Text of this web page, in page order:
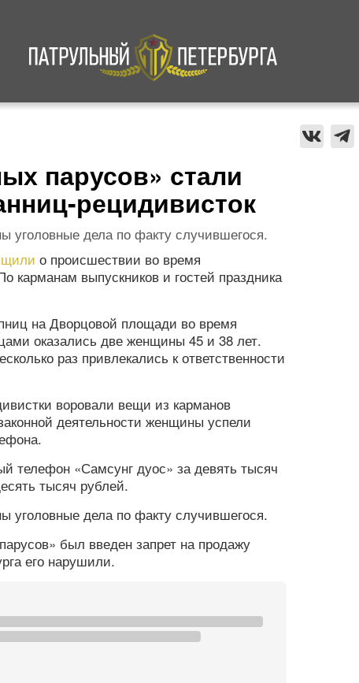
Происшествия
парусов» стали
рецидивисток
уголовные дела по факту случившегося.
о происшествии во время
карманам выпускников и гостей праздника
на Дворцовой площади во время
оказались две женщины 45 и 38 лет.
раз привлекались к ответственности
воровали вещи из карманов
деятельности женщины успели
телефон «Самсунг дуос» за девять тысяч
тысяч рублей.
уголовные дела по факту случившегося.
был введен запрет на продажу
его нарушили.